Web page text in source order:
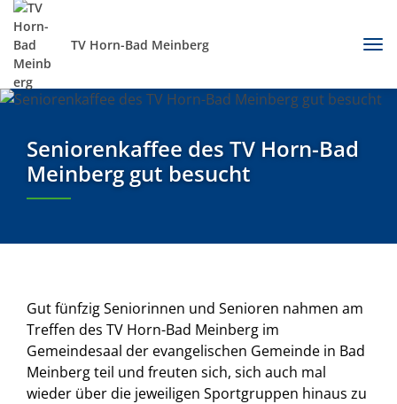
TV Horn-Bad Meinberg
Seniorenkaffee des TV Horn-Bad
Meinberg gut besucht
Gut fünfzig Seniorinnen und Senioren nahmen am
Treffen des TV Horn-Bad Meinberg im
Gemeindesaal der evangelischen Gemeinde in Bad
Meinberg teil und freuten sich, sich auch mal
wieder über die jeweiligen Sportgruppen hinaus zu